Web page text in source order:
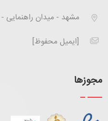
مشهد - میدان راهنمایی -
[ایمیل محفوظ]
مجوزها